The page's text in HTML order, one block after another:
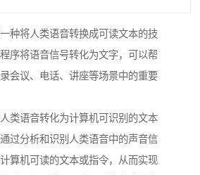
种将人类语音转换成可读文本的技
序将语音信号转化为文字，可以帮
会议、电话、讲座等场景中的重要
类语音转化为计算机可识别的文本
过分析和识别人类语音中的声音信
算机可读的文本或指令，从而实现